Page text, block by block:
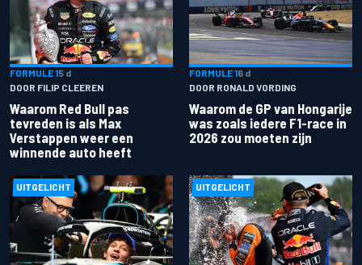
FORMULE 15 d
DOOR FILIP CLEEREN
Waarom Red Bull pas
tevreden is als Max
Verstappen weer een
winnende auto heeft
FORMULE 16 d
DOOR RONALD VORDING
Waarom de GP van Hongarije
was zoals iedere F1-race in
2026 zou moeten zijn
UITGELICHT UITGELICHT